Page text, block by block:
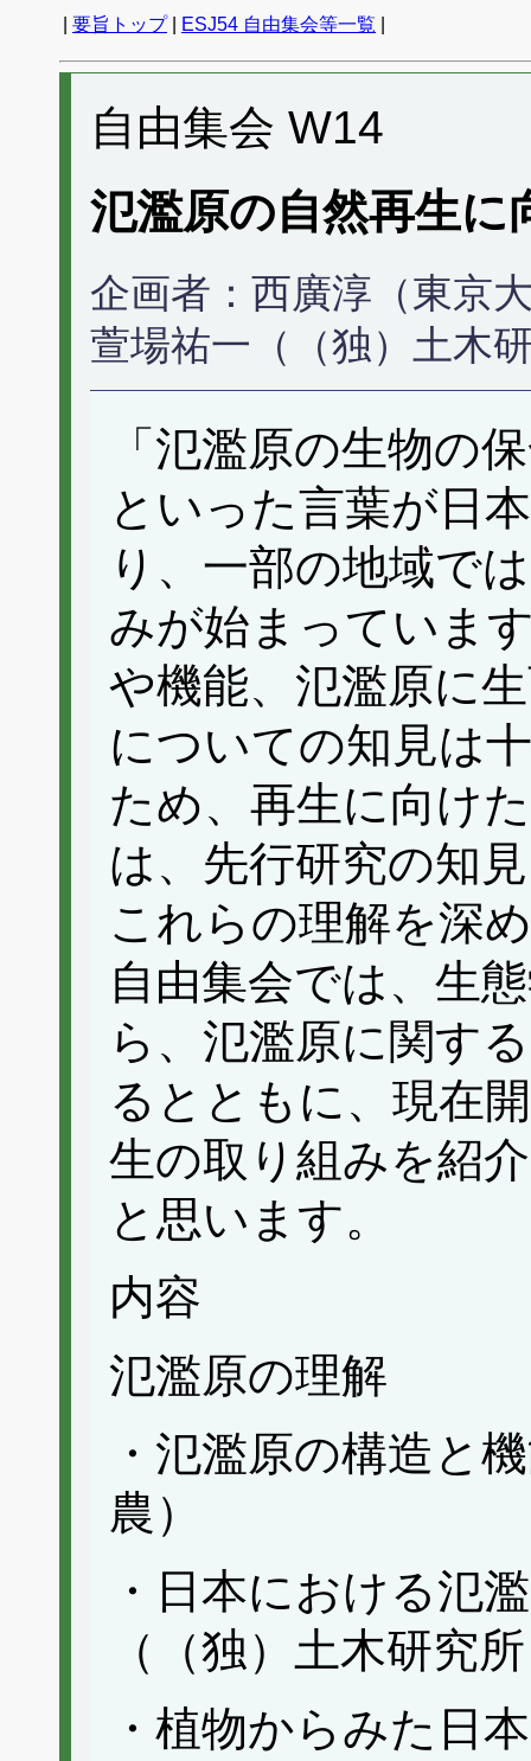
要旨トップ| ESJ54 自由集会等一覧
自由集会 W14
氾濫原の自然再生に
企画者：西廣淳（東京
萱場祐一（（独）土木
「氾濫原の生物の
といった言葉が日
り、一部の地域で
みが始まっていま
や機能、氾濫原に
についての知見は
ため、再生に向け
は、先行研究の知
これらの理解を深
自由集会では、生
ら、氾濫原に関す
るとともに、現在
生の取り組みを紹
と思います。
内容
氾濫原の理解
・氾濫原の構造と
農）
・日本における氾
（（独）土木研究
・植物からみた日